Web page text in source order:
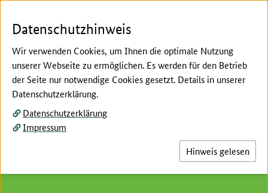
Hier beginnt der Hauptinhalt dieser Seite
14 Mit dem Fokus auf junge
Menschen den Wandel
Datenschutzhinweis
Wir verwenden Cookies, um Ihnen die optimale Nutzung
unserer Webseite zu ermöglichen. Es werden für den Betrieb
der Seite nur notwendige Cookies gesetzt. Details in unserer
Datenschutzerklärung.
Datenschutzerklärung
Impressum
Hinweis gelesen